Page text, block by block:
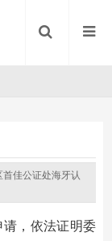
首佳公证处海牙认
，依法证明委